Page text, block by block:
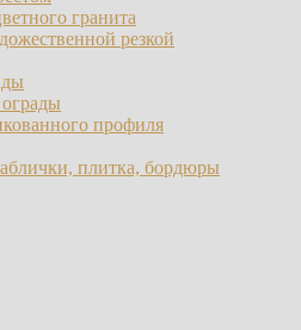
гранита
резкой
профиля
плитка, бордюры